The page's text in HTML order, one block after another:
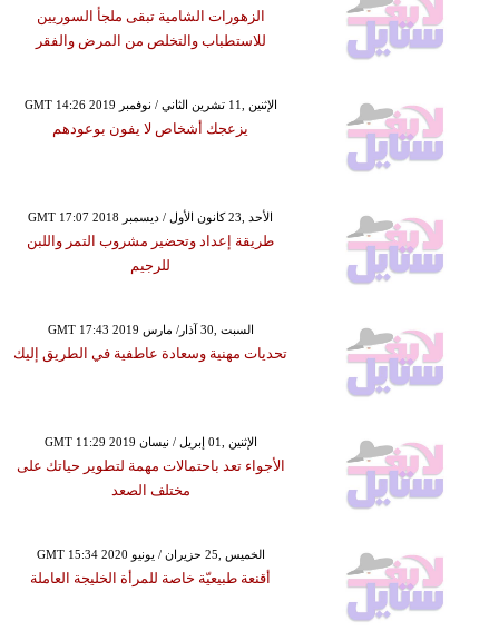
الزهورات الشامية تبقى ملجأ السوريين
للاستطباب والتخلص من المرض والفقر
GMT 14:26 2019 الإثنين ,11 تشرين الثاني / نوفمبر
يزعجك أشخاص لا يفون بوعودهم
GMT 17:07 2018 الأحد ,23 كانون الأول / ديسمبر
طريقة إعداد وتحضير مشروب التمر واللبن
للرجيم
GMT 17:43 2019 السبت ,30 آذار/ مارس
تحديات مهنية وسعادة عاطفية في الطريق إليك
GMT 11:29 2019 الإثنين ,01 إبريل / نيسان
الأجواء تعد باحتمالات مهمة لتطوير حياتك على
مختلف الصعد
GMT 15:34 2020 الخميس ,25 حزيران / يونيو
أقنعة طبيعيّة خاصة للمرأة الخليجة العاملة